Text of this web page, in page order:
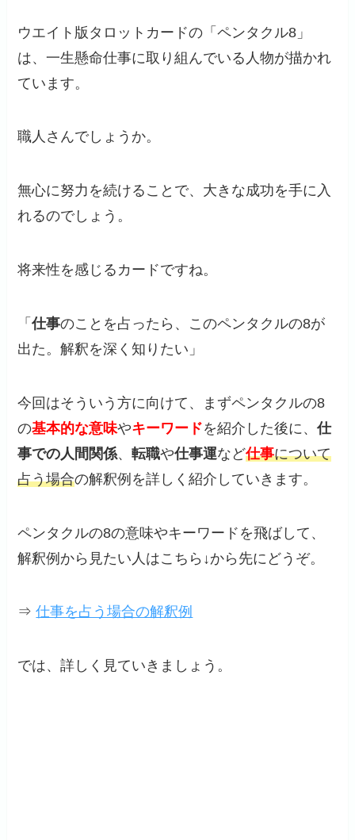
ウエイト版タロットカードの「ペンタクル8」
は、一生懸命仕事に取り組んでいる人物が描かれ
ています。
職人さんでしょうか。
無心に努力を続けることで、大きな成功を手に入
れるのでしょう。
将来性を感じるカードですね。
「仕事のことを占ったら、このペンタクルの8が
出た。解釈を深く知りたい」
今回はそういう方に向けて、まずペンタクルの8
の基本的な意味やキーワードを紹介した後に、仕
事での人間関係、転職や仕事運など仕事について
占う場合の解釈例を詳しく紹介していきます。
ペンタクルの8の意味やキーワードを飛ばして、
解釈例から見たい人はこちら↓から先にどうぞ。
⇒仕事を占う場合の解釈例
では、詳しく見ていきましょう。